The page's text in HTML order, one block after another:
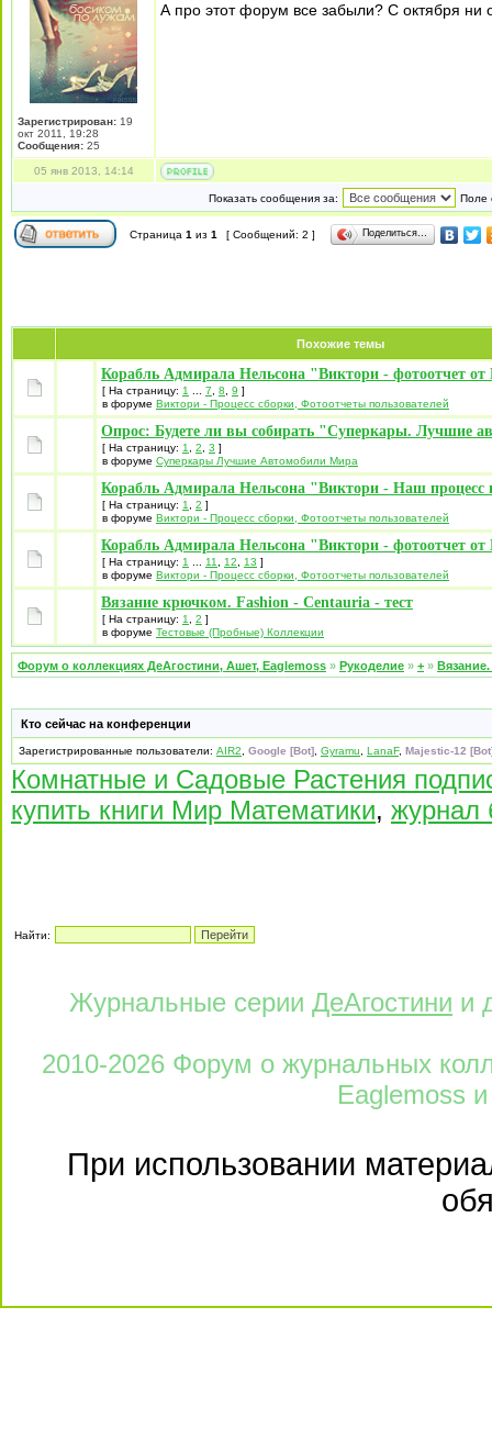
Зарегистрирован: 19
окт 2011, 19:28
Сообщения: 25
А про этот форум все забыли? С октября ни
05 янв 2013, 14:14
Показать сообщения за: Поле
Страница 1 из 1 [ Сообщений: 2 ] Поделиться…
Похожие темы
Корабль Адмирала Нельсона "Виктори - фотоотчет от
[ На страницу: 1 7 8 9 ]
в форуме Виктори - Процесс сборки, Фотоотчеты пользователей
Опрос: Будете ли вы собирать "Суперкары. Лучшие
[ На страницу: 1 2 3 ]
в форуме Суперкары Лучшие Автомобили Mира
Корабль Адмирала Нельсона "Виктори - Наш процесс
[ На страницу: 1 2 ]
в форуме Виктори - Процесс сборки, Фотоотчеты пользователей
Корабль Адмирала Нельсона "Виктори - фотоотчет от
[ На страницу: 1 11 12 13 ]
в форуме Виктори - Процесс сборки, Фотоотчеты пользователей
Вязание крючком. Fashion - Centauria - тест
[ На страницу: 1 2 ]
в форуме Тестовые (Пробные) Коллекции
Форум о коллекциях ДеАгостини, Ашет, Eaglemoss » Рукоделие » + »
Кто сейчас на конференции
Зарегистрированные пользователи: AIR2 Google [Bot] Gyramu LanaF, Majestic-12
Комнатные и Садовые Растения
купить книги Мир Математики, журнал
Найти:
Журнальные серии ДеАгостини и
2010-2026 Форум о журнальных
Eaglemoss и
При использовании